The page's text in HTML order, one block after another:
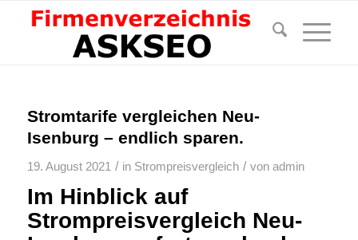
Stromtarife vergleichen Neu-
Isenburg – endlich sparen.
19. August 2021 / in Strompreisvergleich / von admin
Im Hinblick auf
Strompreisvergleich Neu-